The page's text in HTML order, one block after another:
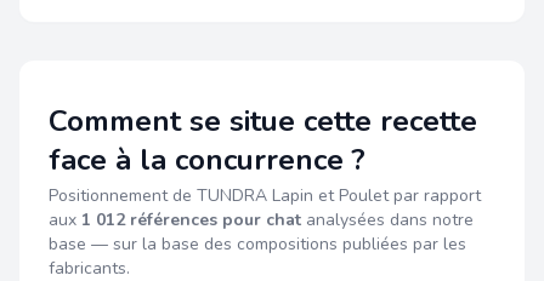
Comment se situe cette recette
face à la concurrence ?
Positionnement de TUNDRA Lapin et Poulet par rapport
aux 1 012 références pour chat analysées dans notre
base — sur la base des compositions publiées par les
fabricants.